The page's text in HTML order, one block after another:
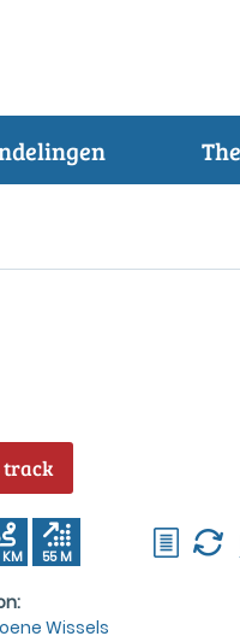
track
55 M
Wissels